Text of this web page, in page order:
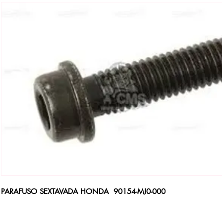
PARAFUSO SEXTAVADA HONDA 90154-MJ0-000